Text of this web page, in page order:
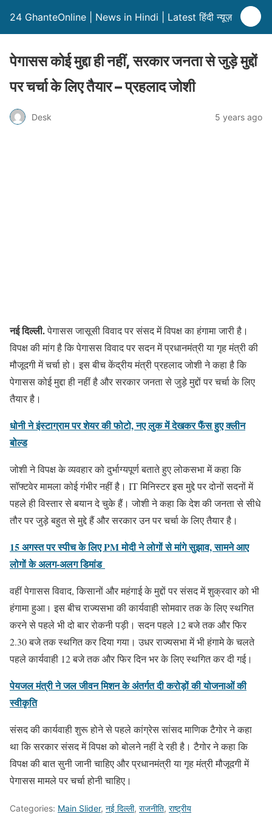
24 GhanteOnline | News in Hindi | Latest हिंदी न्यूज़
पेगासस कोई मुद्दा ही नहीं, सरकार जनता से जुड़े मुद्दों
पर चर्चा के लिए तैयार – प्रहलाद जोशी
Desk 5 years ago
नई दिल्ली.पेगासस जासूसी विवाद पर संसद में विपक्ष का हंगामा जारी है।
विपक्ष की मांग है कि पेगासस विवाद पर सदन में प्रधानमंत्री या गृह मंत्री की
मौजूदगी में चर्चा हो। इस बीच केंद्रीय मंत्री प्रहलाद जोशी ने कहा है कि
पेगासस कोई मुद्दा ही नहीं है और सरकार जनता से जुड़े मुद्दों पर चर्चा के लिए
तैयार है।
धोनी ने इंस्टाग्राम पर शेयर की फोटो, नए लुक में देखकर फैंस हुए क्लीन
बोल्ड
जोशी ने विपक्ष के व्यवहार को दुर्भाग्यपूर्ण बताते हुए लोकसभा में कहा कि
सॉफ्टवेर मामला कोई गंभीर नहीं है। IT मिनिस्टर इस मुद्दे पर दोनों सदनों में
पहले ही विस्तार से बयान दे चुके हैं। जोशी ने कहा कि देश की जनता से सीधे
तौर पर जुड़े बहुत से मुद्दे हैं और सरकार उन पर चर्चा के लिए तैयार है।
15 अगस्त पर स्पीच के लिए PM मोदी ने लोगों से मांगे सुझाव, सामने आए
लोगों के अलग-अलग डिमांड
वहीं पेगासस विवाद, किसानों और महंगाई के मुद्दों पर संसद में शुक्रवार को भी
हंगामा हुआ। इस बीच राज्यसभा की कार्यवाही सोमवार तक के लिए स्थगित
करने से पहले भी दो बार रोकनी पड़ी। सदन पहले 12 बजे तक और फिर
2.30 बजे तक स्थगित कर दिया गया। उधर राज्यसभा में भी हंगामे के चलते
पहले कार्यवाही 12 बजे तक और फिर दिन भर के लिए स्थगित कर दी गई।
पेयजल मंत्री ने जल जीवन मिशन के अंतर्गत दी करोड़ों की योजनाओं की
स्वीकृति
संसद की कार्यवाही शुरू होने से पहले कांग्रेस सांसद माणिक टैगोर ने कहा
था कि सरकार संसद में विपक्ष को बोलने नहीं दे रही है। टैगोर ने कहा कि
विपक्ष की बात सुनी जानी चाहिए और प्रधानमंत्री या गृह मंत्री मौजूदगी में
पेगासस मामले पर चर्चा होनी चाहिए।
Categories: Main Slider, नई दिल्ली, राजनीति, राष्ट्रीय